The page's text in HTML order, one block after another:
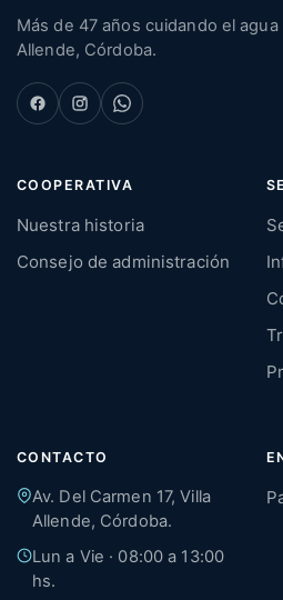
Más de 47 años cuidando el
Allende, Córdoba.
COOPERATIVA
Nuestra historia
Consejo de administración
CONTACTO
Av. Del Carmen 17, Villa
Allende, Córdoba.
Lun a Vie · 08:00 a 13:00
hs.